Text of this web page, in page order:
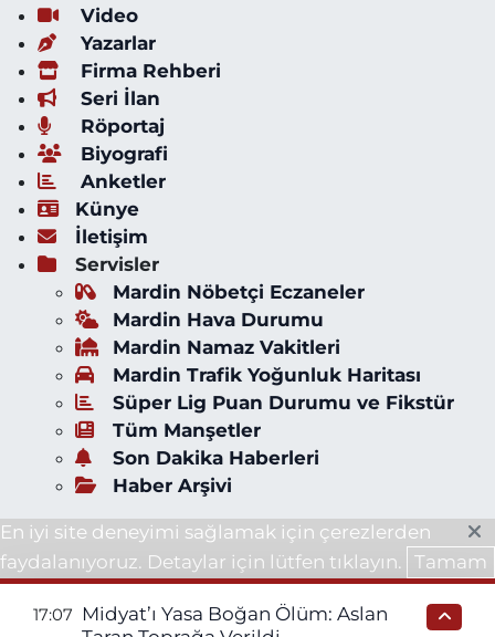
Video
Yazarlar
Firma Rehberi
Seri İlan
Röportaj
Biyografi
Anketler
Künye
İletişim
Servisler
Mardin Nöbetçi Eczaneler
Mardin Hava Durumu
Mardin Namaz Vakitleri
Mardin Trafik Yoğunluk Haritası
Süper Lig Puan Durumu ve Fikstür
Tüm Manşetler
Son Dakika Haberleri
Haber Arşivi
En iyi site deneyimi sağlamak için çerezlerden
faydalanıyoruz. Detaylar için lütfen tıklayın.
Tamam
17:07
Midyat’ı Yasa Boğan Ölüm: Aslan